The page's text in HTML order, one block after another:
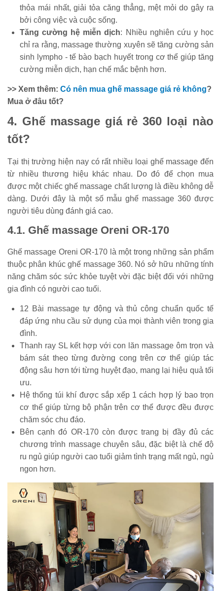
thỏa mái nhất, giải tỏa căng thẳng, mệt mỏi do gây ra
bởi công việc và cuộc sống.
Tăng cường hệ miễn dịch: Nhiều nghiên cứu y học
chỉ ra rằng, massage thường xuyên sẽ tăng cường sản
sinh lympho - tế bào bạch huyết trong cơ thể giúp tăng
cường miễn dịch, hạn chế mắc bệnh hơn.
>> Xem thêm: Có nên mua ghế massage giá rẻ không?
Mua ở đâu tốt?
4. Ghế massage giá rẻ 360 loại nào
tốt?
Tại thị trường hiện nay có rất nhiều loại ghế massage đến
từ nhiều thương hiệu khác nhau. Do đó để chọn mua
được một chiếc ghế massage chất lượng là điều không dễ
dàng. Dưới đây là một số mẫu ghế massage 360 được
người tiêu dùng đánh giá cao.
4.1. Ghế massage Oreni OR-170
Ghế massage Oreni OR-170 là một trong những sản phẩm
thuộc phân khúc ghế massage 360. Nó sở hữu những tính
năng chăm sóc sức khỏe tuyệt vời đặc biệt đối với những
gia đình có người cao tuổi.
12 Bài massage tự động và thủ công chuẩn quốc tế
đáp ứng nhu cầu sử dụng của mọi thành viên trong gia
đình.
Thanh ray SL kết hợp với con lăn massage ôm trọn và
bám sát theo từng đường cong trên cơ thể giúp tác
động sâu hơn tới từng huyệt đạo, mang lại hiệu quả tối
ưu.
Hệ thống túi khí được sắp xếp 1 cách hợp lý bao trọn
cơ thể giúp từng bộ phận trên cơ thể được đều được
chăm sóc chu đáo.
Bên cạnh đó OR-170 còn được trang bị đầy đủ các
chương trình massage chuyên sâu, đặc biệt là chế độ
ru ngủ giúp người cao tuổi giảm tình trạng mất ngủ, ngủ
ngon hơn.